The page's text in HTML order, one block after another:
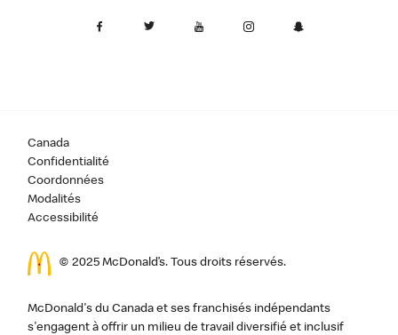
Canada
Confidentialité
Coordonnées
Modalités
Accessibilité
© 2025 McDonald’s. Tous droits réservés.
McDonald's du Canada et ses franchisés indépendants
s'engagent à offrir un milieu de travail diversifié et inclusif